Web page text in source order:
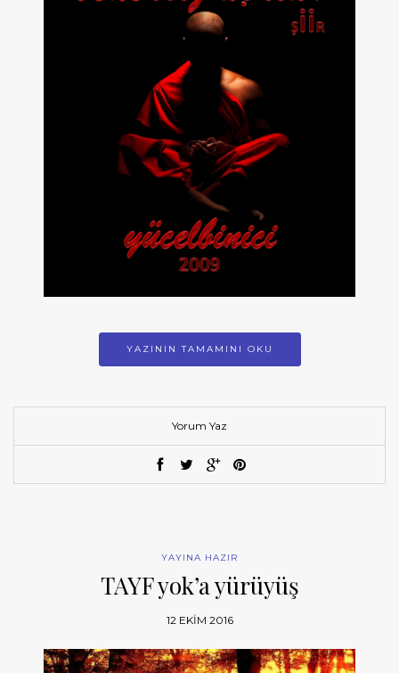
YAZININ TAMAMINI OKU
Yorum Yaz
YAYINA HAZIR
TAYF yok’a yürüyüş
12 EKIM 2016